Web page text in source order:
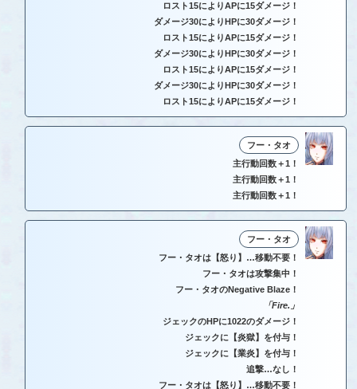
ロスト15によりAPに15ダメージ！
ダメージ30によりHPに30ダメージ！
ロスト15によりAPに15ダメージ！
ダメージ30によりHPに30ダメージ！
ロスト15によりAPに15ダメージ！
ダメージ30によりHPに30ダメージ！
ロスト15によりAPに15ダメージ！
フー・タオ
主行動回数＋1！
主行動回数＋1！
主行動回数＋1！
フー・タオ
フー・タオは【怒り】…移動不要！
フー・タオは攻撃集中！
フー・タオのNegative Blaze！
「Fire.」
ジェックのHPに1022のダメージ！
ジェックに【炎獄】を付与！
ジェックに【業炎】を付与！
追撃…なし！
フー・タオは【怒り】…移動不要！